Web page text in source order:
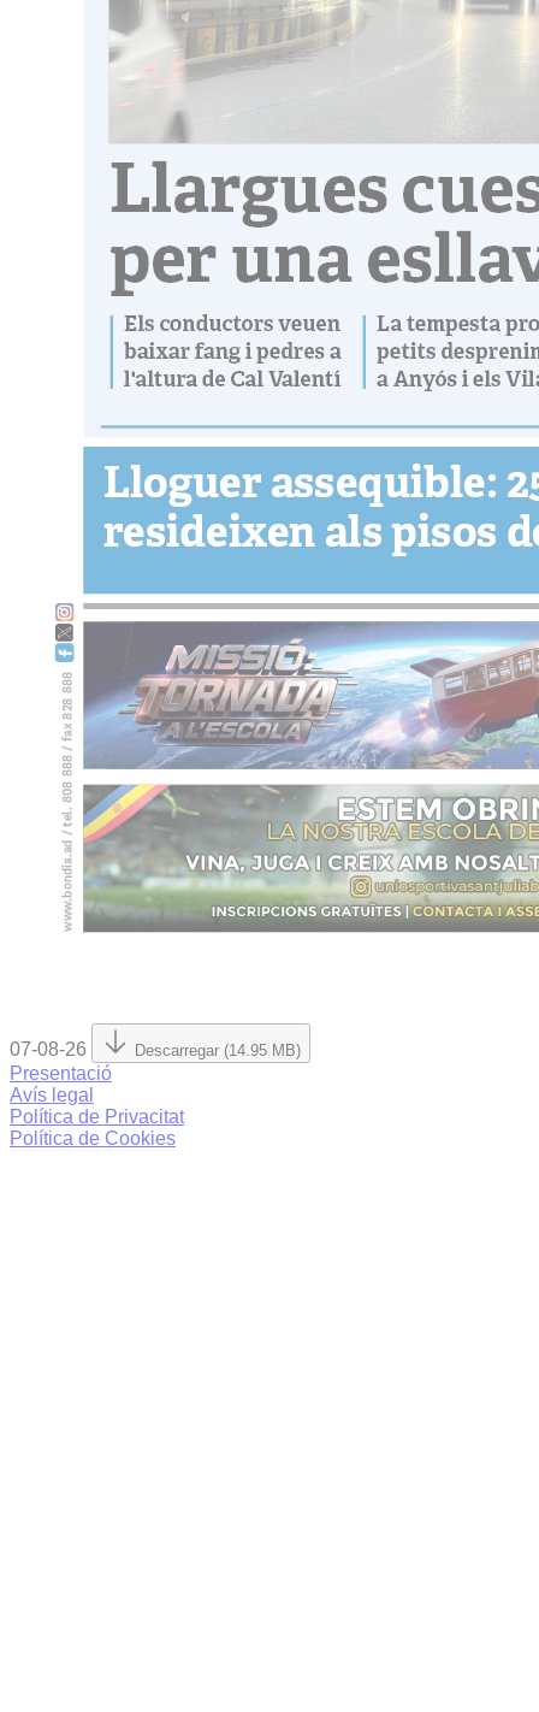
07-08-26 Descarregar (14.95 MB)
Presentació
Avís legal
Política de Privacitat
Política de Cookies